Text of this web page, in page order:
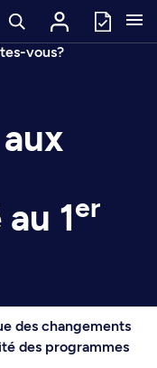
vous?
1er
des changements
des programmes